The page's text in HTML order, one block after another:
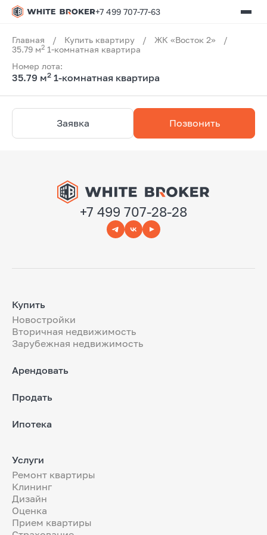
+7 499 707-77-63
Главная / Купить квартиру / ЖК «Восток 2»
/
35.79 м2 1-комнатная квартира
Номер лота:
35.79 м2 1-комнатная квартира
Заявка Позвонить
+7 499 707-28-28
Купить
Новостройки
Вторичная недвижимость
Зарубежная недвижимость
Арендовать
Продать
Ипотека
Услуги
Ремонт квартиры
Клининг
Дизайн
Оценка
Прием квартиры